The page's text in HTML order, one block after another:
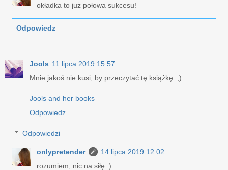
okładka to już połowa sukcesu!
Odpowiedz
Jools 11 lipca 2019 15:57
Mnie jakoś nie kusi, by przeczytać tę książkę. ;)
Jools and her books
Odpowiedz
Odpowiedzi
onlypretender
14 lipca 2019 12:02
rozumiem, nic na siłę :)